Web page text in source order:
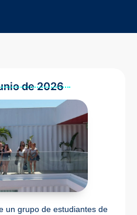
de 2026
un grupo de estudiantes de